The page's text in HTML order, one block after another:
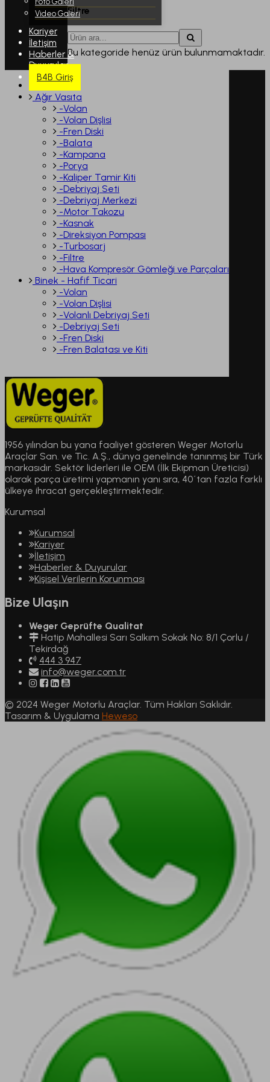
Video Galeri
Kariyer
İletişim
Haberler &
Duyurular
B4B Giriş
Filtre
Bu kategoride henüz ürün bulunmamaktadır.
Ağır Vasıta
-Volan
-Volan Dişlisi
-Fren Diski
-Balata
-Kampana
-Porya
-Kaliper Tamir Kiti
-Debriyaj Seti
-Debriyaj Merkezi
-Motor Takozu
-Kasnak
-Direksiyon Pompası
-Turbosarj
-Filtre
-Hava Kompresör Gömleği ve Parçaları
Binek - Hafif Ticari
-Volan
-Volan Dişlisi
-Volanlı Debriyaj Seti
-Debriyaj Seti
-Fren Diski
-Fren Balatası ve Kiti
1956 yılından bu yana faaliyet gösteren Weger Motorlu
Araçlar San. ve Tic. A.Ş., dünya genelinde tanınmış bir Türk
markasıdır. Sektör liderleri ile OEM (İlk Ekipman Üreticisi)
olarak parça üretimi yapmanın yanı sıra, 40´tan fazla farklı
ülkeye ihracat gerçekleştirmektedir.
Kurumsal
Kurumsal
Kariyer
İletişim
Haberler & Duyurular
Kişisel Verilerin Korunması
Bize Ulaşın
Weger Geprüfte Qualitat
Hatip Mahallesi Sarı Salkım Sokak No: 8/1 Çorlu /
Tekirdağ
444 3 947
info@weger.com.tr
© 2024 Weger Motorlu Araçlar. Tüm Hakları Saklıdır.
Tasarım & Uygulama Heweso